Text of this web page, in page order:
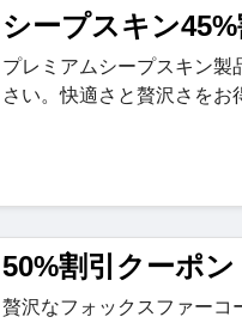
シープスキン45%
プレミアムシープスキン製
さい。快適さと贅沢さをお
50%割引クーポン
贅沢なフォックスファーコ